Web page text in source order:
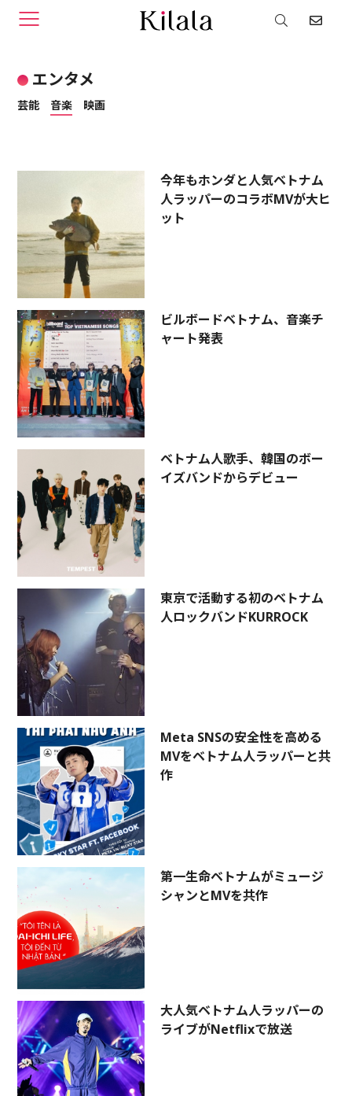
音楽
エンタメ
映画
音楽
芸能
今年もホンダと人気ベトナム
人ラッパーのコラボMVが大ヒ
ット
ビルボードベトナム、音楽チ
ャート発表
ベトナム人歌手、韓国のボー
イズバンドからデビュー
東京で活動する初のベトナム
人ロックバンドKURROCK
Meta SNSの安全性を高める
MVをベトナム人ラッパーと共
作
第一生命ベトナムがミュージ
シャンとMVを共作
大人気ベトナム人ラッパーの
ライブがNetflixで放送